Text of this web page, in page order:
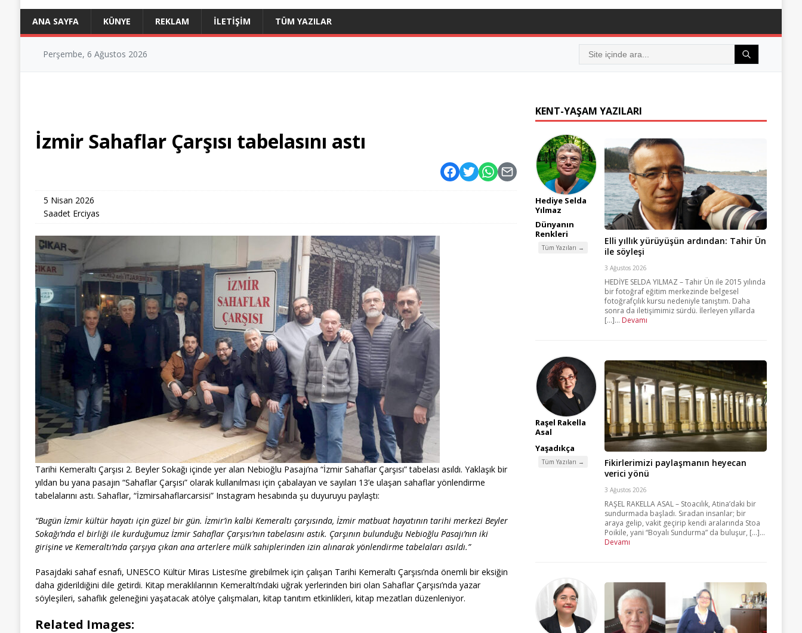
ANA SAYFA KÜNYE REKLAM İLETIŞIM TÜM YAZILAR
Perşembe, 6 Ağustos 2026
İzmir Sahaflar Çarşısı tabelasını astı
5 Nisan 2026
Saadet Erciyas
Tarihi Kemeraltı Çarşısı 2. Beyler Sokağı içinde yer alan Nebioğlu Pasajı’na “İzmir Sahaflar Çarşısı” tabelası asıldı. Yaklaşık bir
yıldan bu yana pasajın “Sahaflar Çarşısı” olarak kullanılması için çabalayan ve sayıları 13’e ulaşan sahaflar yönlendirme
tabelalarını astı. Sahaflar, “İzmirsahaflarcarsisi” Instagram hesabında şu duyuruyu paylaştı:
“Bugün İzmir kültür hayatı için güzel bir gün. İzmir’in kalbi Kemeraltı çarşısında, İzmir matbuat hayatının tarihi merkezi Beyler
Sokağı’nda el birliği ile kurduğumuz İzmir Sahaflar Çarşısı’nın tabelasını astık. Çarşının bulunduğu Nebioğlu Pasajı’nın iki
girişine ve Kemeraltı’nda çarşıya çıkan ana arterlere mülk sahiplerinden izin alınarak yönlendirme tabelaları asıldı.”
Pasajdaki sahaf esnafı, UNESCO Kültür Miras Listesi’ne girebilmek için çalışan Tarihi Kemeraltı Çarşısı’nda önemli bir eksiğin
daha giderildiğini dile getirdi. Kitap meraklılarının Kemeraltı’ndaki uğrak yerlerinden biri olan Sahaflar Çarşısı’nda yazar
söyleşileri, sahaflık geleneğini yaşatacak atölye çalışmaları, kitap tanıtım etkinlikleri, kitap mezatları düzenleniyor.
Related Images:
KENT-YAŞAM YAZILARI
Hediye Selda
Yılmaz
Dünyanın
Renkleri
Tüm Yazıları →
Elli yıllık yürüyüşün ardından: Tahir Ün
ile söyleşi
3 Ağustos 2026
HEDİYE SELDA YILMAZ – Tahir Ün ile 2015 yılında
bir fotoğraf eğitim merkezinde belgesel
fotoğrafçılık kursu nedeniyle tanıştım. Daha
sonra da iletişimimiz sürdü. İlerleyen yıllarda
[...]... Devamı
Raşel Rakella
Asal
Yaşadıkça
Tüm Yazıları →
Fikirlerimizi paylaşmanın heyecan
verici yönü
3 Ağustos 2026
RAŞEL RAKELLA ASAL – Stoacılık, Atina’daki bir
sundurmada başladı. Sıradan insanlar; bir
araya gelip, vakit geçirip kendi aralarında Stoa
Poikile, yani “Boyalı Sundurma” da buluşur, [...]...
Devamı